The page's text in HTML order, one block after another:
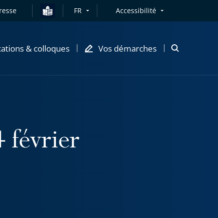
FR Accessibilité
& colloques Vos démarches
Ouvrir
février